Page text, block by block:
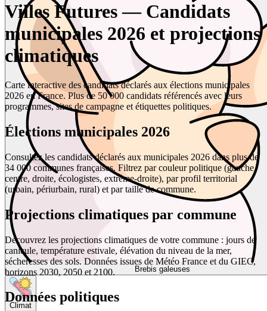
Brebis galeuses
Climat
Villes Futures — Candidats
municipales 2026 et projections
climatiques
Carte interactive des candidats déclarés aux élections municipales
2026 en France. Plus de 50 000 candidats référencés avec leurs
programmes, sites de campagne et étiquettes politiques.
Élections municipales 2026
Consultez les candidats déclarés aux municipales 2026 dans plus de
34 000 communes françaises. Filtrez par couleur politique (gauche,
centre, droite, écologistes, extrême-droite), par profil territorial
(urbain, périurbain, rural) et par taille de commune.
Projections climatiques par commune
Découvrez les projections climatiques de votre commune : jours de
canicule, température estivale, élévation du niveau de la mer,
sécheresses des sols. Données issues de Météo France et du GIEC,
horizons 2030, 2050 et 2100.
Données politiques